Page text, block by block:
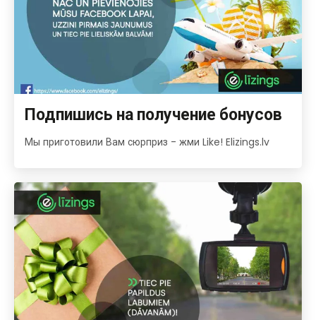
Подпишись на получение бонусов
Мы приготовили Вам сюрприз - жми Like! Elizings.lv